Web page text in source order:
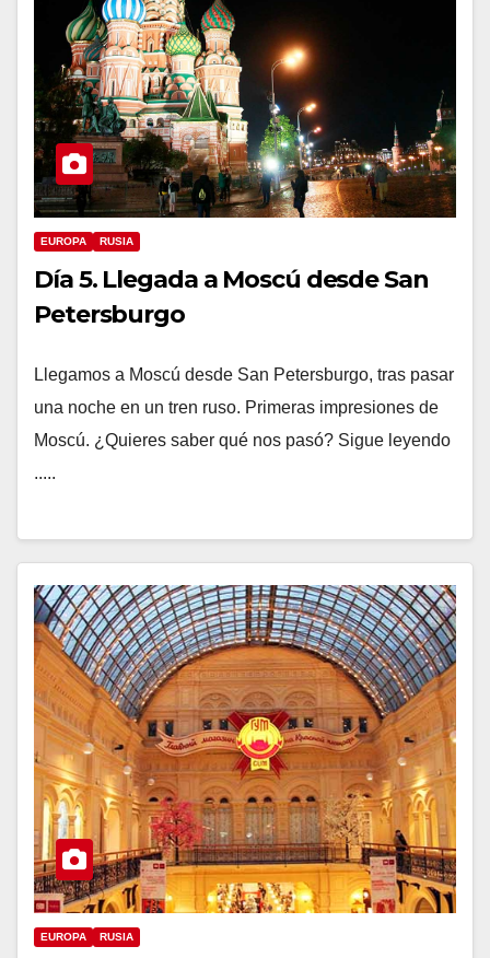
EUROPA RUSIA
Día 5. Llegada a Moscú desde San
Petersburgo
Llegamos a Moscú desde San Petersburgo, tras pasar
una noche en un tren ruso. Primeras impresiones de
Moscú. ¿Quieres saber qué nos pasó? Sigue leyendo
.....
EUROPA RUSIA